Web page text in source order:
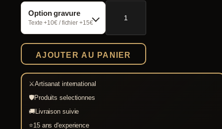
Option gravure
Texte +10€ / fichier +15€
quantité
Lee
naturel
AJOUTER AU PANIER
⚔Artisanat international
🛡Produits selectionnes
🚚Livraison suivie
⭐15 ans d'experience